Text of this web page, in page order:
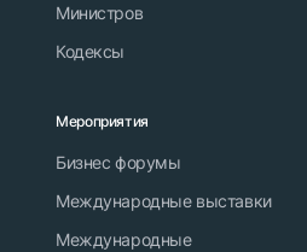
Министров
Кодексы
Мероприятия
Бизнес форумы
Международные выставки
Международные